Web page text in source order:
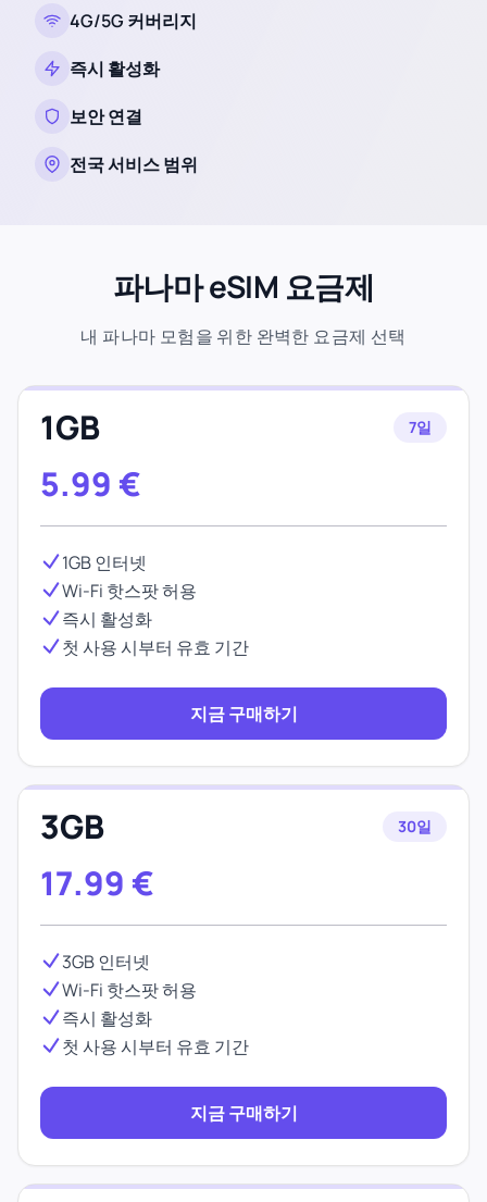
4G/5G 커버리지
즉시 활성화
보안 연결
전국 서비스 범위
파나마 eSIM 요금제
내 파나마 모험을 위한 완벽한 요금제 선택
1GB 7일
5.99 €
1GB 인터넷
Wi-Fi 핫스팟 허용
즉시 활성화
첫 사용 시부터 유효 기간
지금 구매하기
3GB 30일
17.99 €
3GB 인터넷
Wi-Fi 핫스팟 허용
즉시 활성화
첫 사용 시부터 유효 기간
지금 구매하기